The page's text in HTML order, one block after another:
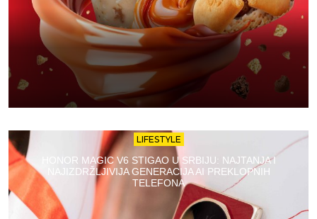
LIFESTYLE
HONOR MAGIC V6 STIGAO U SRBIJU: NAJTANJA I
NAJIZDRŽLJIVIJA GENERACIJA AI PREKLOPNIH
TELEFONA